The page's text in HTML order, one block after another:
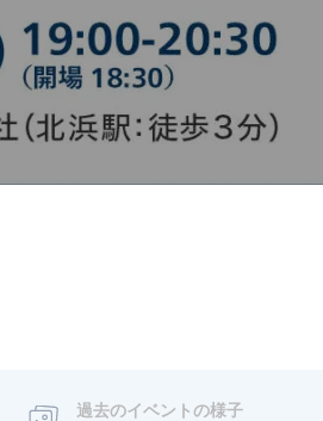
過去のイベントの様子